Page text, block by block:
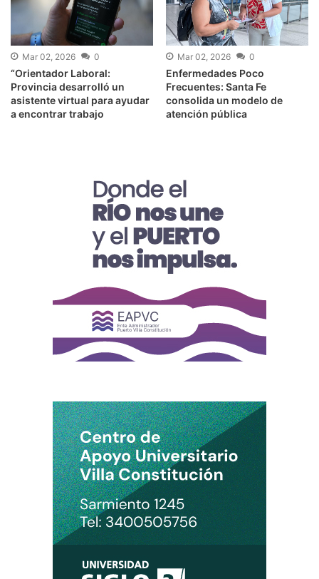
Mar 02, 2026 0
“Orientador Laboral:
Provincia desarrolló un
asistente virtual para ayudar
a encontrar trabajo
Mar 02, 2026 0
Enfermedades Poco
Frecuentes: Santa Fe
consolida un modelo de
atención pública